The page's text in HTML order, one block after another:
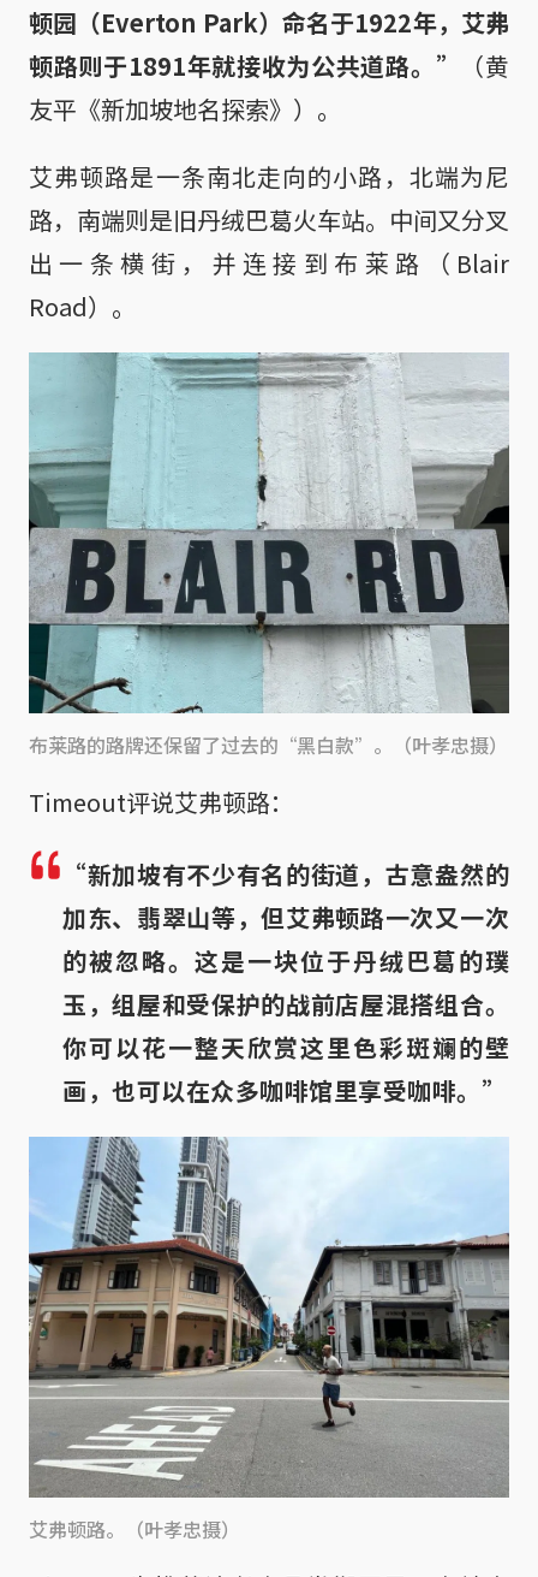
顿园（Everton Park）命名于1922年，艾弗
顿路则于1891年就接收为公共道路。”
（黄
友平《新加坡地名探索》）。
艾弗顿路是一条南北走向的小路，北端为尼
路，南端则是旧丹绒巴葛火车站。中间又分叉
出一条横街，并连接到布莱路（Blair
Road）。
布莱路的路牌还保留了过去的“黑白款”。（叶孝忠摄）
Timeout评说艾弗顿路：
“新加坡有不少有名的街道，古意盎然的
加东、翡翠山等，但艾弗顿路一次又一次
的被忽略。这是一块位于丹绒巴葛的璞
玉，组屋和受保护的战前店屋混搭组合。
你可以花一整天欣赏这里色彩斑斓的壁
画，也可以在众多咖啡馆里享受咖啡。”
艾弗顿路。（叶孝忠摄）